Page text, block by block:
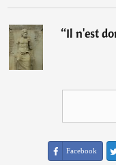
“Il n'est
Facebook